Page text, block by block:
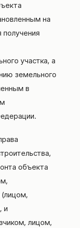
на
получения
участка, а
земельного
в
объекта
и
лицом,